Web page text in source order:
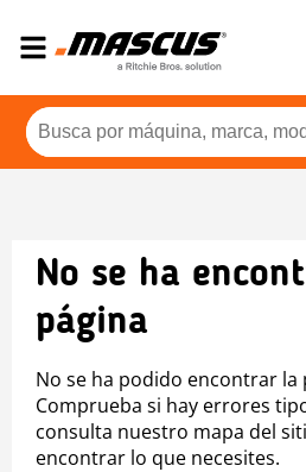
No se ha
página
No se ha podido encontrar la
Comprueba si hay errores
consulta nuestro mapa del
encontrar lo que necesites.